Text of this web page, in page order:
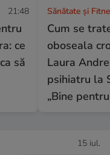
21:48
ce
să
Sănătate și
Cum se
oboseala
Laura
psihiatru la
„Bine
15 iul.